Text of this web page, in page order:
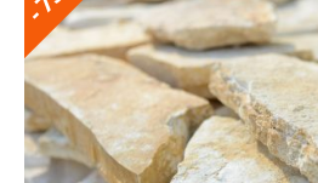
Výrobky z kameňa
Kamenné bloky
Creative Floor
Terazzo
ZÁKAZKY NA MIERU
-